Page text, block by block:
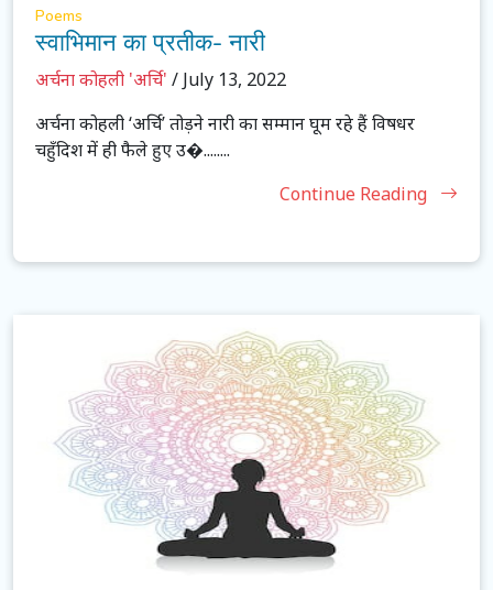
Poems
स्वाभिमान का प्रतीक- नारी
अर्चना कोहली 'अर्चि' / July 13, 2022
अर्चना कोहली ‘अर्चि’ तोड़ने नारी का सम्मान घूम रहे हैं विषधर
चहुँदिश में ही फैले हुए उ�........
Continue Reading